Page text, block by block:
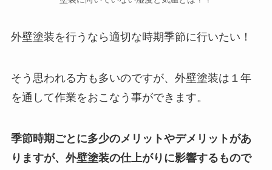
外壁塗装を行うなら適切な時期季節に行いたい！
そう思われる方も多いのですが、外壁塗装は１年
を通して作業をおこなう事ができます。
季節時期ごとに多少のメリットやデメリットがあ
りますが、外壁塗装の仕上がりに影響するもので